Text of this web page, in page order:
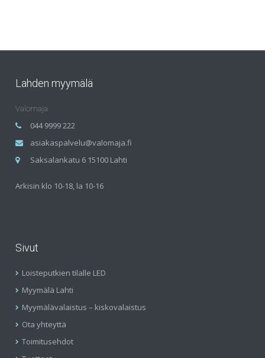
Lahden myymälä
Valomaja
044 9999 222
asiakaspalvelu@valomaja.fi
Saksalankatu 6 15100 Lahti
Arkisin klo 10-18, la 10-16
Sivut
Loisteputkien tilalle LED
Myymälä Lahti
Myymälävalaistus – kiskovalaistus
Ota yhteyttä
Toimitusehdot